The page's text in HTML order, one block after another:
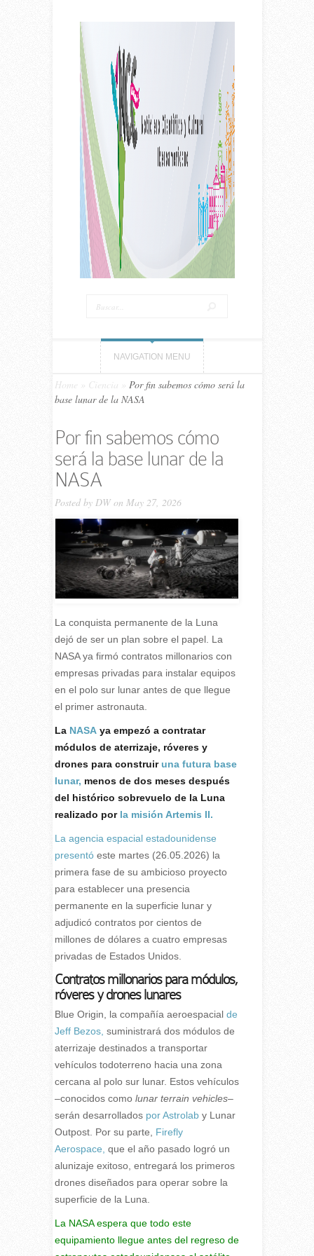
NAVIGATION MENU
Home Ciencia
Por fin sabemos cómo será la
base lunar de la NASA
Por fin sabemos cómo
será la base lunar de la
NASA
Posted by DWon May 27, 2026
La conquista permanente de la Luna
dejó de ser un plan sobre el papel. La
NASA ya firmó contratos millonarios con
empresas privadas para instalar equipos
en el polo sur lunar antes de que llegue
el primer astronauta.
La NASAya empezó a contratar
módulos de aterrizaje, róveres y
drones para construir una futura base
lunar, menos de dos meses después
del histórico sobrevuelo de la Luna
realizado por la misión Artemis II.
La agencia espacial estadounidense
presentóeste martes (26.05.2026) la
primera fase de su ambicioso proyecto
para establecer una presencia
permanente en la superficie lunar y
adjudicó contratos por cientos de
millones de dólares a cuatro empresas
privadas de Estados Unidos.
Contratos millonarios para módulos,
róveres y drones lunares
Blue Origin, la compañía aeroespacial de
Jeff Bezos, suministrará dos módulos de
aterrizaje destinados a transportar
vehículos todoterreno hacia una zona
cercana al polo sur lunar. Estos vehículos
–conocidos como lunar terrain vehicles–
serán desarrollados por Astrolaby Lunar
Outpost. Por su parte, Firefly
Aerospace, que el año pasado logró un
alunizaje exitoso, entregará los primeros
drones diseñados para operar sobre la
superficie de la Luna.
La NASA espera que todo este
equipamiento llegue antes del regreso de